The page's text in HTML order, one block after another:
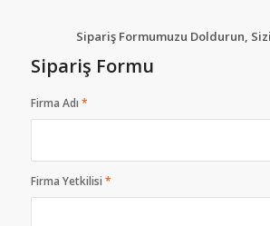
Sipariş Formumuzu Doldurun,
Sipariş Formu
Firma Adı *
Firma Yetkilisi *